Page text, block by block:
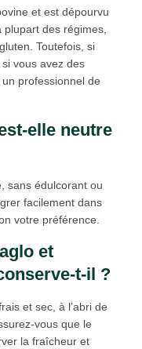
et est dépourvu
plupart des régimes,
Toutefois, si
vous avez des
professionnel de
elle neutre
sans édulcorant ou
facilement dans
votre préférence.
et
t-il ?
et sec, à l’abri de
vous que le
la fraîcheur et